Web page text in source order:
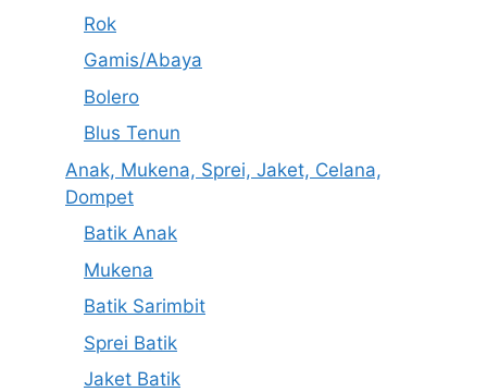
Rok
Gamis/Abaya
Bolero
Blus Tenun
Anak, Mukena, Sprei, Jaket, Celana,
Dompet
Batik Anak
Mukena
Batik Sarimbit
Sprei Batik
Jaket Batik